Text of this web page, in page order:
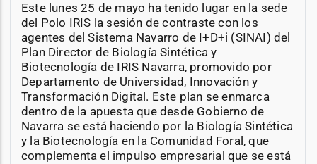
Este lunes 25 de mayo ha tenido lugar en la sede
del Polo IRIS la sesión de contraste con los
agentes del Sistema Navarro de I+D+i (SINAI) del
Plan Director de Biología Sintética y
Biotecnología de IRIS Navarra, promovido por
Departamento de Universidad, Innovación y
Transformación Digital. Este plan se enmarca
dentro de la apuesta que desde Gobierno de
Navarra se está haciendo por la Biología Sintética
y la Biotecnología en la Comunidad Foral, que
complementa el impulso empresarial que se está